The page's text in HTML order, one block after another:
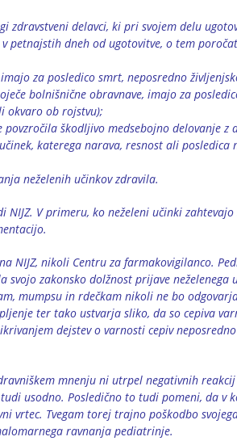
delavci, ki pri svojem delu
petnajstih dneh od ugotovitve, o tem
za posledico smrt, neposredno
bolnišnične obravnave, imajo za
okvaro ob rojstvu);
škodljivo medsebojno delovanje z
katerega narava, resnost ali posledica
neželenih učinkov zdravila.
V primeru, ko neželeni učinki
NIJZ, nikoli Centru za farmakovigilanco.
zakonsko dolžnost prijave neželenega
mumpsu in rdečkam nikoli ne bo
ter tako ustvarja sliko, da so cepiva
dejstev o varnosti cepiv
mnenju ni utrpel negativnih
usodno. Posledično to tudi pomeni, da v
vrtec. Tvegam torej trajno poškodbo
ravnanja pediatrinje.